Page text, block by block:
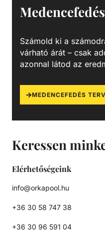
Keressen
Elérhetőségeink
info@orkapool.hu
+36 30 58 747 38
+36 30 96 591 04
Számold ki a
várható árát – csak
azonnal látod az
MEDENCEFEDÉS